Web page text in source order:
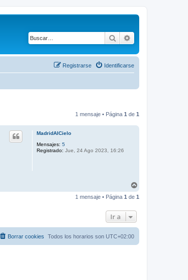
Buscar
Identificarse
Registrarse
1 mensaje • Página 1 de 1
MadridAlCielo
Mensajes: 5
Registrado: Jue, 24 Ago 2023, 16:26
r
1 mensaje • Página 1 de 1
Ir a
Todos los horarios son UTC+02:00
Borrar cookies